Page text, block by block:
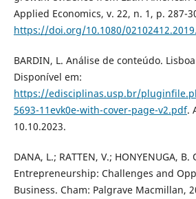
Applied Economics, v. 22, n. 1, p. 287-
https://doi.org/10.1080/
BARDIN, L. Análise de conteúdo.
Disponível em:
https://edisciplinas.usp.br/
5693-11evk0e-with-cover-page-v2.pdf.
10.10.2023.
DANA, L.; RATTEN, V.; HONYENUGA,
Entrepreneurship: Challenges and
Business. Cham: Palgrave Macmillan,